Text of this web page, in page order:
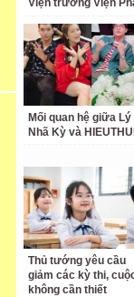
Viện trưởng Viện
Mối quan hệ giữa Lý
Nhã Kỳ và
Thủ tướng yêu cầu
giảm các kỳ thi,
không cần thiết